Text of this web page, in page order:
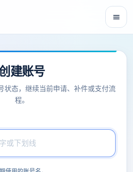
建账号
状态，继续当前申请、补件或支付流
程。